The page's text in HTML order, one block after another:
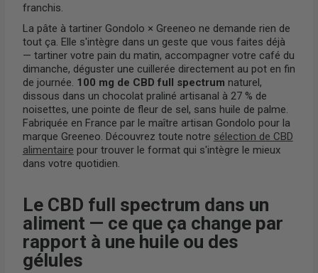
franchis.
La pâte à tartiner Gondolo × Greeneo ne demande rien de
tout ça. Elle s'intègre dans un geste que vous faites déjà
— tartiner votre pain du matin, accompagner votre café du
dimanche, déguster une cuillerée directement au pot en fin
de journée. 100 mg de CBD full spectrum naturel,
dissous dans un chocolat praliné artisanal à 27 % de
noisettes, une pointe de fleur de sel, sans huile de palme.
Fabriquée en France par le maître artisan Gondolo pour la
marque Greeneo. Découvrez toute notre sélection de CBD
alimentaire pour trouver le format qui s'intègre le mieux
dans votre quotidien.
Le CBD full spectrum dans un
aliment — ce que ça change par
rapport à une huile ou des
gélules